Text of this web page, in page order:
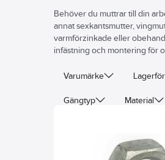
Behöver du muttrar till din
annat sexkantsmutter,
varmförzinkade eller
infästning och montering för
Varumärke
Gängtyp Material